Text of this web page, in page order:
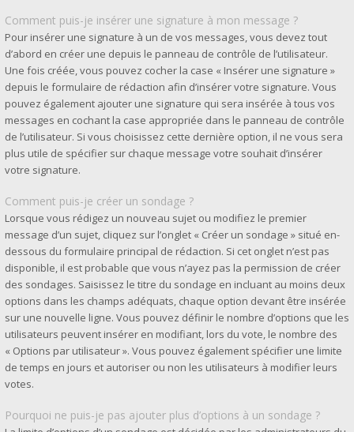
Comment puis-je insérer une signature à mon message ?
Pour insérer une signature à un de vos messages, vous devez tout
d’abord en créer une depuis le panneau de contrôle de l’utilisateur.
Une fois créée, vous pouvez cocher la case « Insérer une signature »
depuis le formulaire de rédaction afin d’insérer votre signature. Vous
pouvez également ajouter une signature qui sera insérée à tous vos
messages en cochant la case appropriée dans le panneau de contrôle
de l’utilisateur. Si vous choisissez cette dernière option, il ne vous sera
plus utile de spécifier sur chaque message votre souhait d’insérer
votre signature.
Comment puis-je créer un sondage ?
Lorsque vous rédigez un nouveau sujet ou modifiez le premier
message d’un sujet, cliquez sur l’onglet « Créer un sondage » situé en-
dessous du formulaire principal de rédaction. Si cet onglet n’est pas
disponible, il est probable que vous n’ayez pas la permission de créer
des sondages. Saisissez le titre du sondage en incluant au moins deux
options dans les champs adéquats, chaque option devant être insérée
sur une nouvelle ligne. Vous pouvez définir le nombre d’options que les
utilisateurs peuvent insérer en modifiant, lors du vote, le nombre des
« Options par utilisateur ». Vous pouvez également spécifier une limite
de temps en jours et autoriser ou non les utilisateurs à modifier leurs
votes.
Pourquoi ne puis-je pas ajouter plus d’options à un sondage ?